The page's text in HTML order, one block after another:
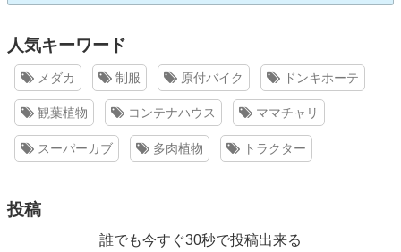
人気キーワード
メダカ 制服 原付バイク ドンキホーテ
観葉植物 コンテナハウス ママチャリ
スーパーカブ 多肉植物 トラクター
投稿
誰でも今すぐ30秒で投稿出来る